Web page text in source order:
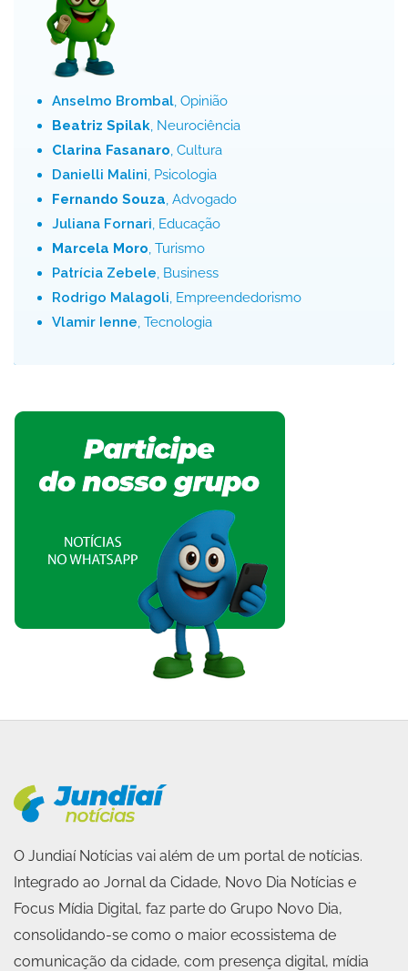
Anselmo Brombal, Opinião
Beatriz Spilak, Neurociência
Clarina Fasanaro, Cultura
Danielli Malini, Psicologia
Fernando Souza, Advogado
Juliana Fornari, Educação
Marcela Moro, Turismo
Patrícia Zebele, Business
Rodrigo Malagoli, Empreendedorismo
Vlamir Ienne, Tecnologia
O Jundiaí Notícias vai além de um portal de notícias.
Integrado ao Jornal da Cidade, Novo Dia Notícias e
Focus Mídia Digital, faz parte do Grupo Novo Dia,
consolidando-se como o maior ecossistema de
comunicação da cidade, com presença digital, mídia